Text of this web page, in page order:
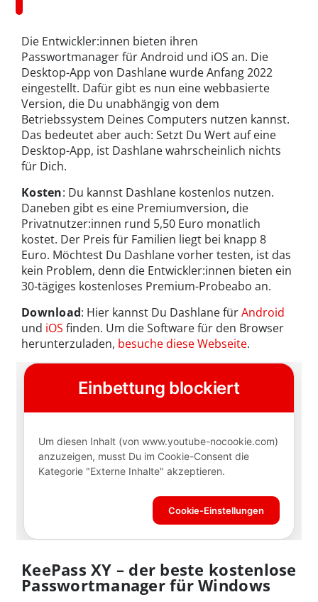
Die Entwickler:innen bieten ihren
Passwortmanager für Android und iOS an. Die
Desktop-App von Dashlane wurde Anfang 2022
eingestellt. Dafür gibt es nun eine webbasierte
Version, die Du unabhängig von dem
Betriebssystem Deines Computers nutzen kannst.
Das bedeutet aber auch: Setzt Du Wert auf eine
Desktop-App, ist Dashlane wahrscheinlich nichts
für Dich.
Kosten: Du kannst Dashlane kostenlos nutzen.
Daneben gibt es eine Premiumversion, die
Privatnutzer:innen rund 5,50 Euro monatlich
kostet. Der Preis für Familien liegt bei knapp 8
Euro. Möchtest Du Dashlane vorher testen, ist das
kein Problem, denn die Entwickler:innen bieten ein
30-tägiges kostenloses Premium-Probeabo an.
Download: Hier kannst Du Dashlane fürAndroid
und iOS finden. Um die Software für den Browser
herunterzuladen, besuche diese Webseite.
KeePass XY – der beste kostenlose
Passwortmanager für Windows